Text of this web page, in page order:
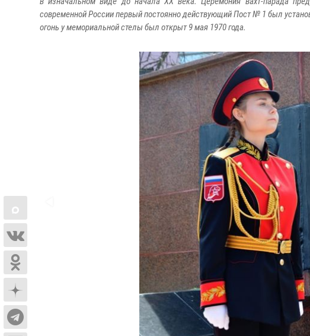
современной России первый постоянно действующий Пост № 1 был
огонь у мемориальной стелы был открыт 9 мая 1970 года.